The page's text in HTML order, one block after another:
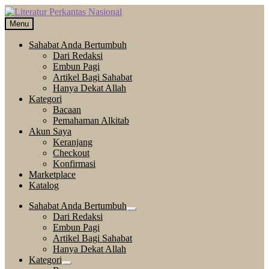
Skip
to
navigation
Langsung
ke
isi
Menu
Sahabat Anda Bertumbuh
Dari Redaksi
Embun Pagi
Artikel Bagi Sahabat
Hanya Dekat Allah
Kategori
Bacaan
Pemahaman Alkitab
Akun Saya
Keranjang
Checkout
Konfirmasi
Marketplace
Katalog
Sahabat Anda Bertumbuh
Expand
Dari Redaksi
Embun Pagi
Artikel Bagi Sahabat
Hanya Dekat Allah
Kategori
Expand